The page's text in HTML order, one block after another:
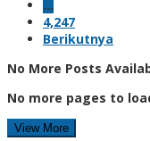
…
4,247
Berikutnya
No More Posts
No more pages to
View More